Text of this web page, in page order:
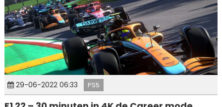
29-06-2022 06:33 PS5